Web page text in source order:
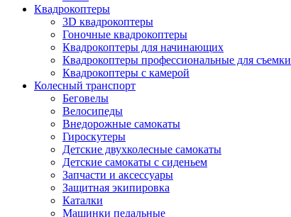
Квадрокоптеры
3D квадрокоптеры
Гоночные квадрокоптеры
Квадрокоптеры для начинающих
Квадрокоптеры профессиональные для съемки
Квадрокоптеры с камерой
Колесный транспорт
Беговелы
Велосипеды
Внедорожные самокаты
Гироскутеры
Детские двухколесные самокаты
Детские самокаты с сиденьем
Запчасти и аксессуары
Защитная экипировка
Каталки
Машинки педальные